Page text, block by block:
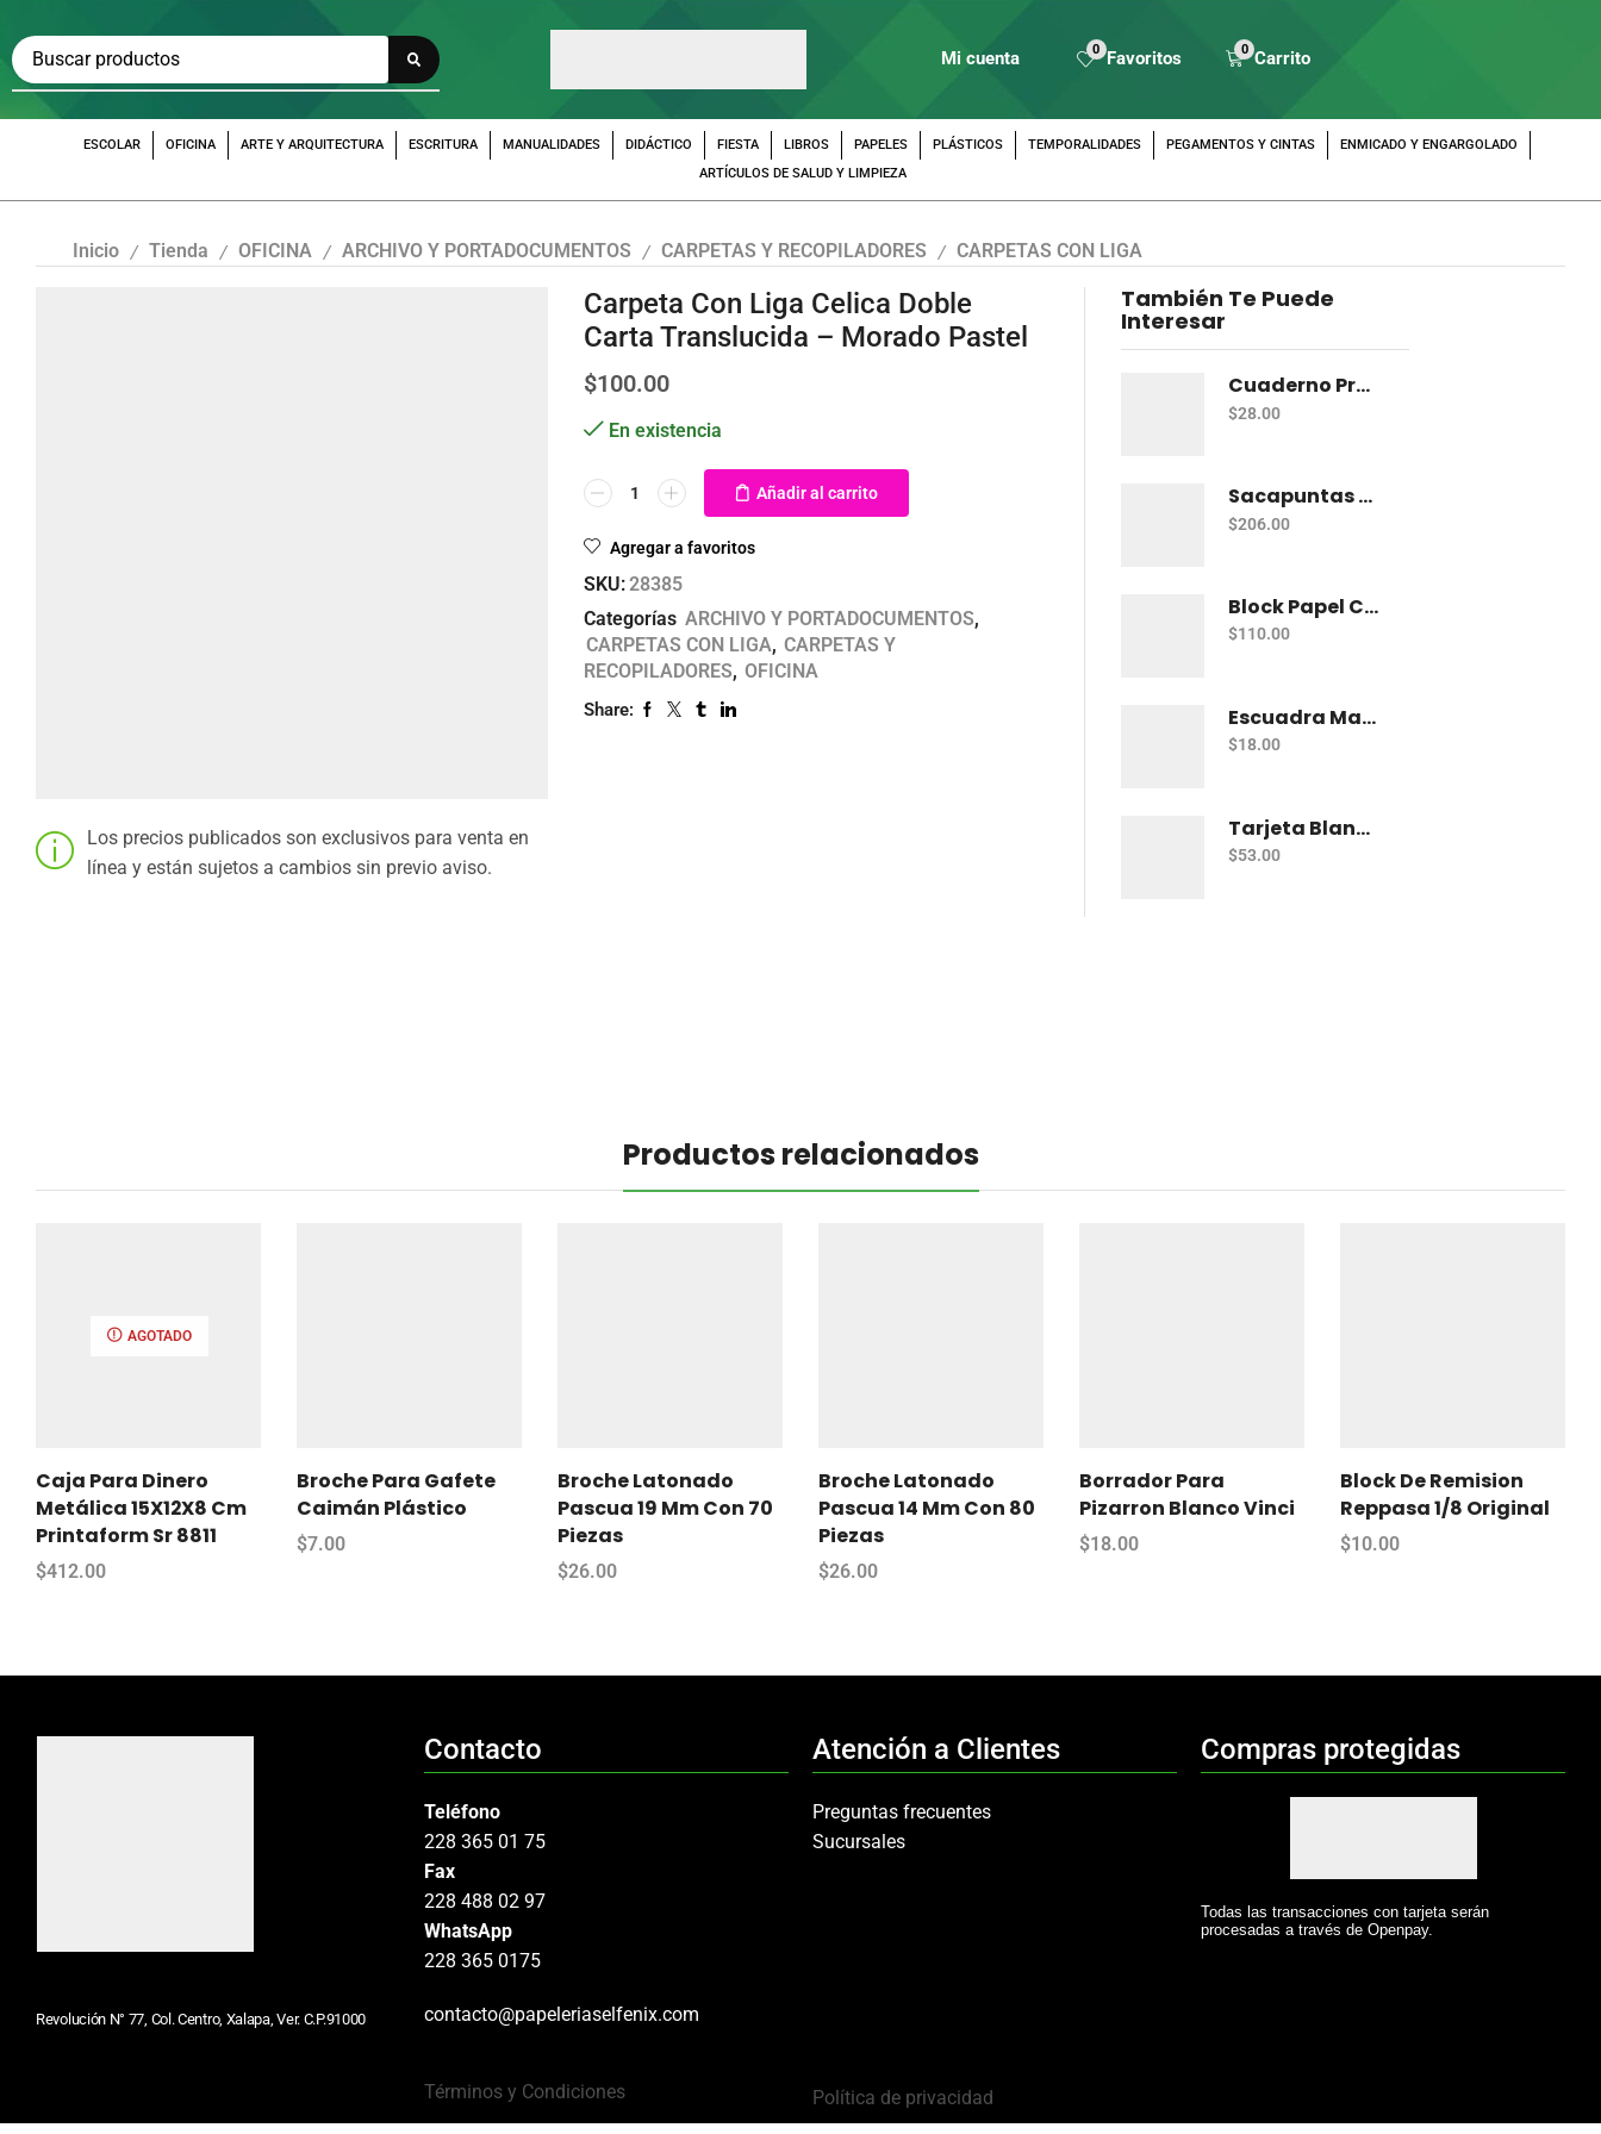
Mi cuenta 0 Favoritos 0 Carrito
ESCOLAR OFICINA ARTE Y ARQUITECTURA ESCRITURA MANUALIDADES DIDÁCTICO FIESTA LIBROS PAPELES PLÁSTICOS TEMPORALIDADES PEGAMENTOS Y CINTAS
ENMICADO Y ENGARGOLADO
ARTÍCULOS DE SALUD Y LIMPIEZA
Inicio / Tienda / OFICINA / ARCHIVO Y PORTADOCUMENTOS / CARPETAS Y RECOPILADORES / CARPETAS CON LIGA
Los precios publicados son exclusivos para venta en
línea y están sujetos a cambios sin previo aviso.
Carpeta Con Liga Celica Doble
Carta Translucida – Morado Pastel
$100.00
En existencia
Añadir al carrito
Agregar a favoritos
SKU:28385
Categorías ARCHIVO Y PORTADOCUMENTOS,
CARPETAS CON LIGA, CARPETAS Y
RECOPILADORES, OFICINA
Share:
También Te Puede
Interesar
Cuaderno Profesional cosido Roca 100 Hojas Rayas
$28.00
Sacapuntas Maped Shaker 2 Orificios - Bote Con 12
$206.00
Block Papel Construcción Carta Norma 50 Hojas
$110.00
Escuadra Maped Plastico 60° Bl
$18.00
Tarjeta Blanca 5X8 Cm De Trabajo Estrella - Con 100
$53.00
Productos relacionados
AGOTADO
Caja Para Dinero
Metálica 15X12X8 Cm
Printaform Sr 8811
$412.00
Broche Para Gafete
Caimán Plástico
$7.00
Broche Latonado
Pascua 19 Mm Con 70
Piezas
$26.00
Broche Latonado
Pascua 14 Mm Con 80
Piezas
$26.00
Borrador Para
Pizarron Blanco Vinci
$18.00
Block De Remision
Reppasa 1/8 Original
$10.00
Revolución N° 77, Col. Centro, Xalapa, Ver. C.P.91000
Contacto
Teléfono
228 365 01 75
Fax
228 488 02 97
WhatsApp
228 365 0175
contacto@papeleriaselfenix.com
Términos y Condiciones
Atención a Clientes
Preguntas frecuentes
Sucursales
Política de privacidad
Compras protegidas
Todas las transacciones con tarjeta serán
procesadas a través de Openpay.